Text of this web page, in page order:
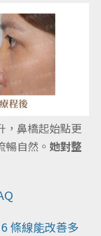
，鼻橋起始點更
自然。 她對整
條線能改善多